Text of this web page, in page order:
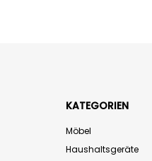
KATEGORIEN
Möbel
Haushaltsgeräte